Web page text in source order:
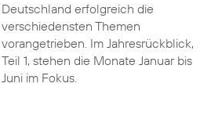
Deutschland erfolgreich die
verschiedensten Themen
vorangetrieben. Im Jahresrückblick,
Teil 1, stehen die Monate Januar bis
Juni im Fokus.